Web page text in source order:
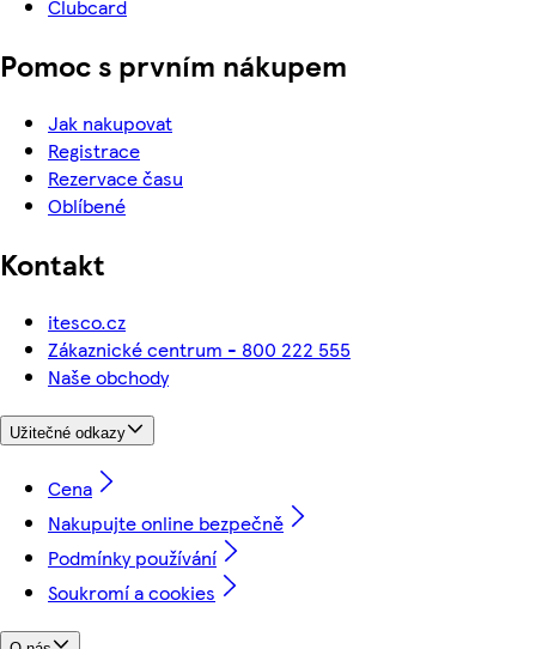
Clubcard
Pomoc s prvním nákupem
Jak nakupovat
Registrace
Rezervace času
Oblíbené
Kontakt
itesco.cz
Zákaznické centrum - 800 222 555
Naše obchody
Užitečné odkazy
Cena
Nakupujte online bezpečně
Podmínky používání
Soukromí a cookies